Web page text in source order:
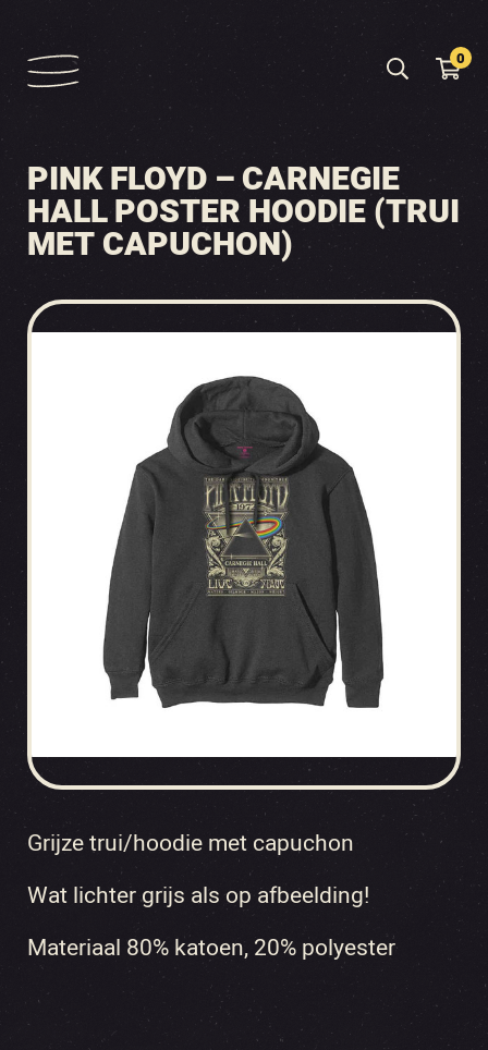
0
PINK FLOYD – CARNEGIE
HALL POSTER HOODIE (TRUI
MET CAPUCHON)
Grijze trui/hoodie met capuchon
Wat lichter grijs als op afbeelding!
Materiaal 80% katoen, 20% polyester